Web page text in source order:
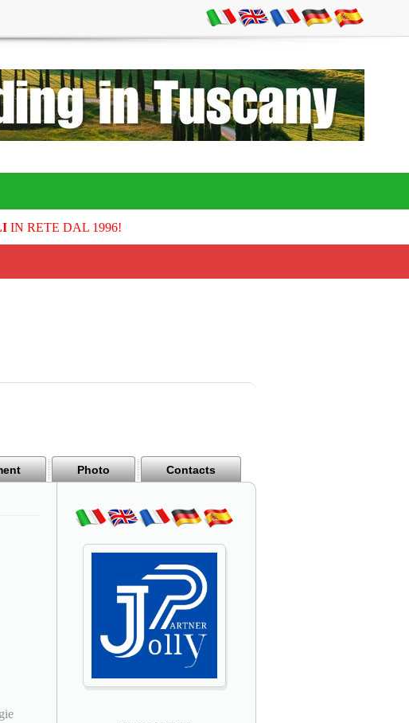
IN RETE DAL 1996!
Photo Contacts